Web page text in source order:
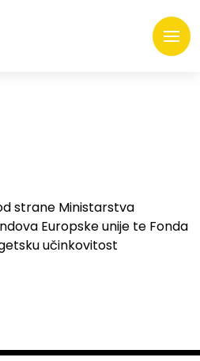
strane Ministarstva
Europske unije te Fonda
učinkovitost